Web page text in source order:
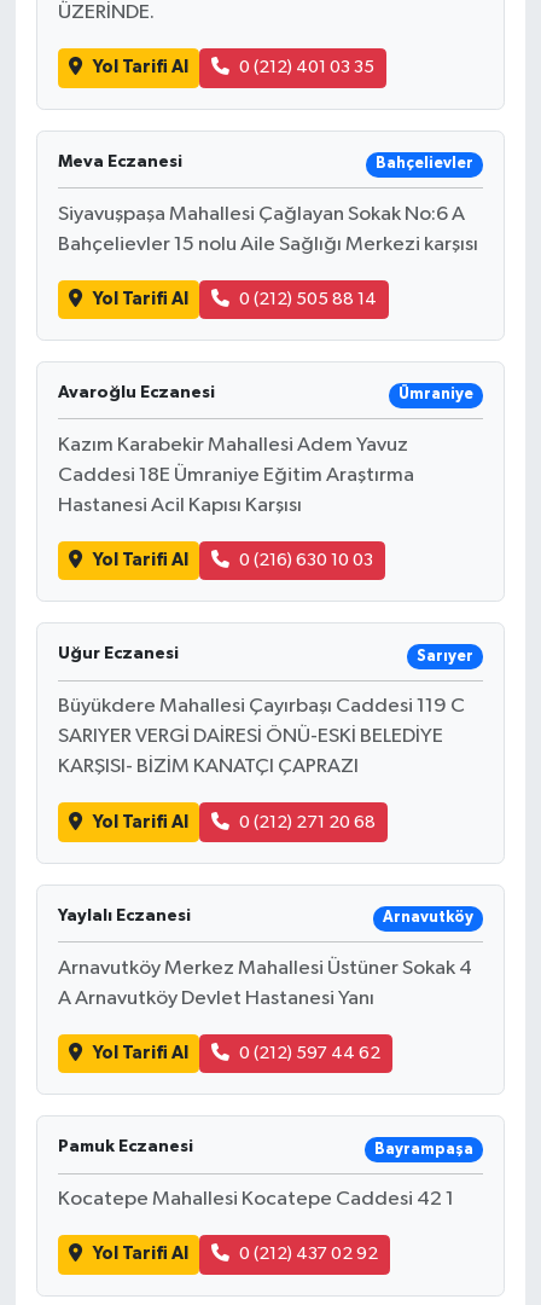
ÜZERİNDE.
Yol Tarifi Al 0 (212) 401 03 35
Meva Eczanesi Bahçelievler
Siyavuşpaşa Mahallesi Çağlayan Sokak No:6 A
Bahçelievler 15 nolu Aile Sağlığı Merkezi karşısı
Yol Tarifi Al 0 (212) 505 88 14
Avaroğlu Eczanesi Ümraniye
Kazım Karabekir Mahallesi Adem Yavuz
Caddesi 18E Ümraniye Eğitim Araştırma
Hastanesi Acil Kapısı Karşısı
Yol Tarifi Al 0 (216) 630 10 03
Uğur Eczanesi Sarıyer
Büyükdere Mahallesi Çayırbaşı Caddesi 119 C
SARIYER VERGİ DAİRESİ ÖNÜ-ESKİ BELEDİYE
KARŞISI- BİZİM KANATÇI ÇAPRAZI
Yol Tarifi Al 0 (212) 271 20 68
Yaylalı Eczanesi Arnavutköy
Arnavutköy Merkez Mahallesi Üstüner Sokak 4
A Arnavutköy Devlet Hastanesi Yanı
Yol Tarifi Al 0 (212) 597 44 62
Pamuk Eczanesi Bayrampaşa
Kocatepe Mahallesi Kocatepe Caddesi 42 1
Yol Tarifi Al 0 (212) 437 02 92